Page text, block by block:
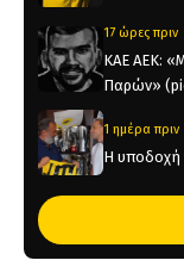
17 ώρες πριν
KAE AEK:
Παρών»
1 ημέρα πριν
Η υποδοχή